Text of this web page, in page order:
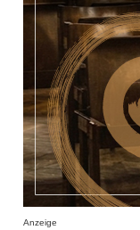
Anzeige